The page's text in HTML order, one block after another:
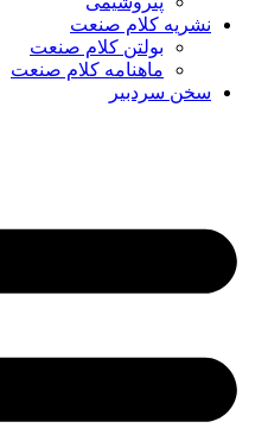
نشریه کلام صنعت
بولتن کلام صنعت
ماهنامه کلام صنعت
سخن سردبیر